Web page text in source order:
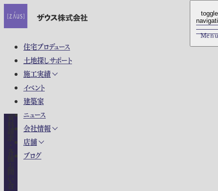
住宅プロデュース
土地探しサポート
施工実績
イベント
建築家
ニュース
会社情報
店舗
ブログ
toggle
Menu
toggle
Menu